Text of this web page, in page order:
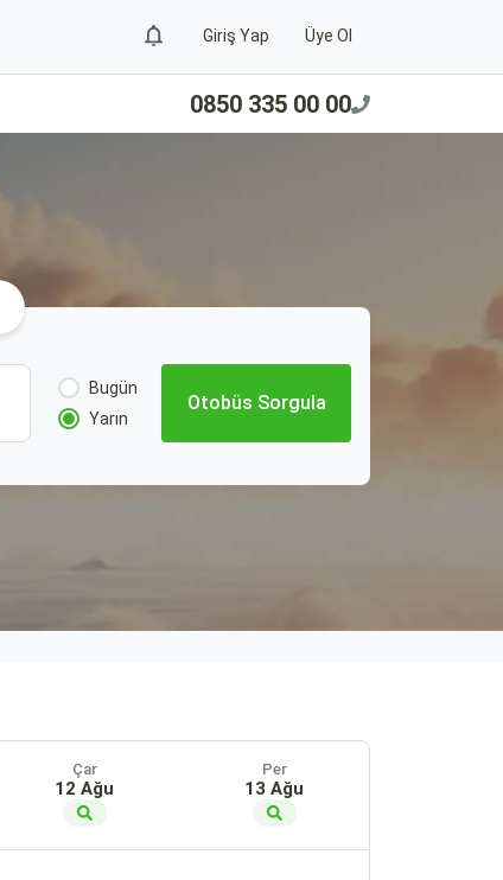
Giriş Yap Üye Ol
0850 335 00 00
Bugün
Yarın
Otobüs Sorgula
Çar
12 Ağu
Per
13 Ağu